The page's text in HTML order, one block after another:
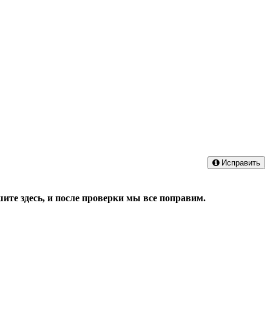
Исправить
здесь, и после проверки мы все поправим.